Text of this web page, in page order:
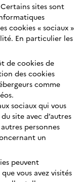
sites sont
cookies « sociaux »
En particulier les
de cookies de
des cookies
comme
sociaux qui vous
site avec d’autres
personnes
un
peuvent
vous avez visités